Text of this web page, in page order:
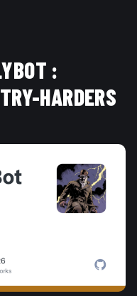
:
HARDERS